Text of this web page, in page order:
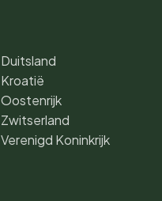
Duitsland
Kroatië
Oostenrijk
Zwitserland
Verenigd Koninkrijk